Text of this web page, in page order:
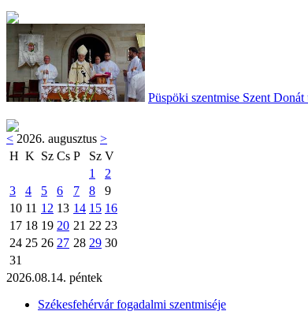
Püspöki szentmise Szent Donát
< 2026. augusztus >
H K Sz Cs P Sz V
1
2
3
4 5 6 7 8
9
10 11 12 13 14 15 16
17 18 19 20 21 22 23
24 25 26 27 28 29 30
31
2026.08.14. péntek
Székesfehérvár fogadalmi szentmiséje